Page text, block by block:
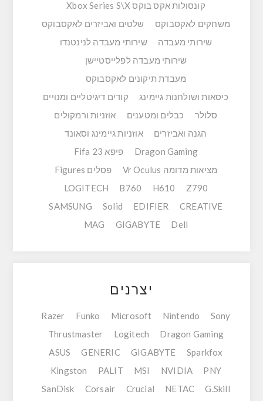
קונסולות אקס בוקס Xbox Series S\X
משחקים לאקסבוקס
שלטים ואביזרים לאקסבוקס
שירותי מעבדה
שירותי מעבדה לנינטנדו
שירותי מעבדה לפלייסטיישן
מעבדת תיקונים לאקסבוקס
כיסאות ושולחנות גיימינג
קודים דיגיטליים ומנויים
סלולר
כבלים ומטענים
אוזניות ורמקולים
הגנה ואביזרים
אוזניות גיימינג וסאונד
Dragon Gaming
פיפא Fifa 23
מציאות מדומה Vr Oculus
פסלים Figures
Z790
H610
B760
LOGITECH
CREATIVE
EDIFIER
Solid
SAMSUNG
Dell
GIGABYTE
MAG
יצרנים
Sony
Nintendo
Microsoft
Funko
Razer
Dragon Gaming
Logitech
Thrustmaster
Sparkfox
GIGABYTE
GENERIC
ASUS
PNY
NVIDIA
MSI
PALIT
Kingston
G.Skill
NETAC
Crucial
Corsair
SanDisk